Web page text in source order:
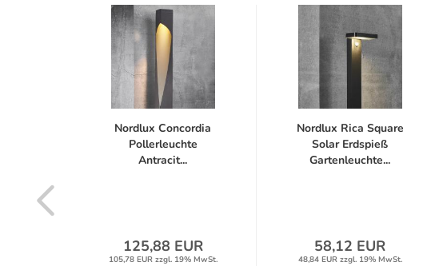
Nordlux Concordia
Pollerleuchte
Antracit...
125,88 EUR
105,78 EUR zzgl. 19% MwSt.
Nordlux Rica Square
Solar Erdspieß
Gartenleuchte...
58,12 EUR
48,84 EUR zzgl. 19% MwSt.